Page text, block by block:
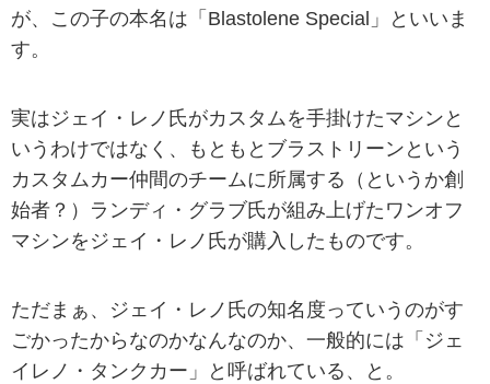
が、この子の本名は「Blastolene Special」といいま
す。
実はジェイ・レノ氏がカスタムを手掛けたマシンと
いうわけではなく、もともとブラストリーンという
カスタムカー仲間のチームに所属する（というか創
始者？）ランディ・グラブ氏が組み上げたワンオフ
マシンをジェイ・レノ氏が購入したものです。
ただまぁ、ジェイ・レノ氏の知名度っていうのがす
ごかったからなのかなんなのか、一般的には「ジェ
イレノ・タンクカー」と呼ばれている、と。